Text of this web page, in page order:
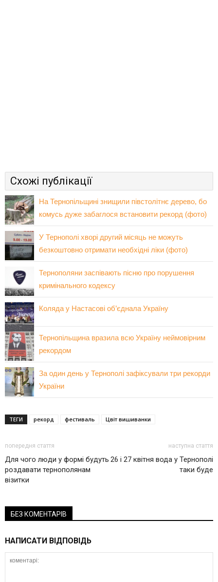
Схожі публікації
На Тернопільщині знищили півстолітнє дерево, бо
комусь дуже забаглося встановити рекорд (фото)
У Тернополі хворі другий місяць не можуть
безкоштовно отримати необхідні ліки (фото)
Тернополяни заспівають пісню про порушення
кримінального кодексу
Коляда у Настасові об’єднала Україну
Тернопільщина вразила всю Україну неймовірним
рекордом
За один день у Тернополі зафіксували три рекорди
України
ТЕГИ рекорд фестиваль Цвіт вишиванки
попередня стаття
Для чого люди у формі будуть
роздавати тернополянам
візитки
наступна стаття
26 і 27 квітня вода у Тернополі
таки буде
БЕЗ КОМЕНТАРІВ
НАПИСАТИ ВІДПОВІДЬ